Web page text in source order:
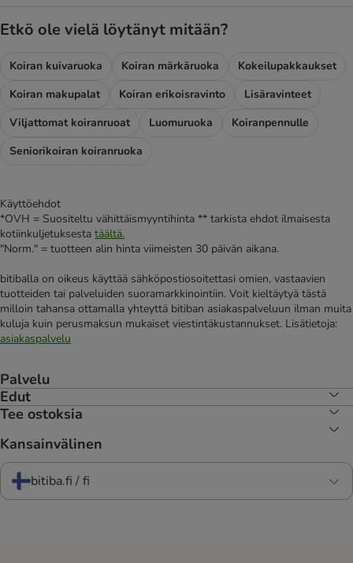
Etkö ole vielä löytänyt mitään?
Koiran kuivaruoka Koiran märkäruoka
Kokeilupakkaukset
Koiran makupalat
Koiran erikoisravinto
Lisäravinteet
Viljattomat koiranruoat
Luomuruoka
Koiranpennulle
Seniorikoiran koiranruoka
Käyttöehdot
*OVH = Suositeltu vähittäismyyntihinta ** tarkista ehdot ilmaisesta
kotiinkuljetuksesta täältä.
"Norm." = tuotteen alin hinta viimeisten 30 päivän aikana.
bitiballa on oikeus käyttää sähköpostiosoitettasi omien, vastaavien
tuotteiden tai palveluiden suoramarkkinointiin. Voit kieltäytyä tästä
milloin tahansa ottamalla yhteyttä bitiban asiakaspalveluun ilman muita
kuluja kuin perusmaksun mukaiset viestintäkustannukset. Lisätietoja:
asiakaspalvelu
Palvelu
Edut
Tee ostoksia
Kansainvälinen
bitiba.fi / fi